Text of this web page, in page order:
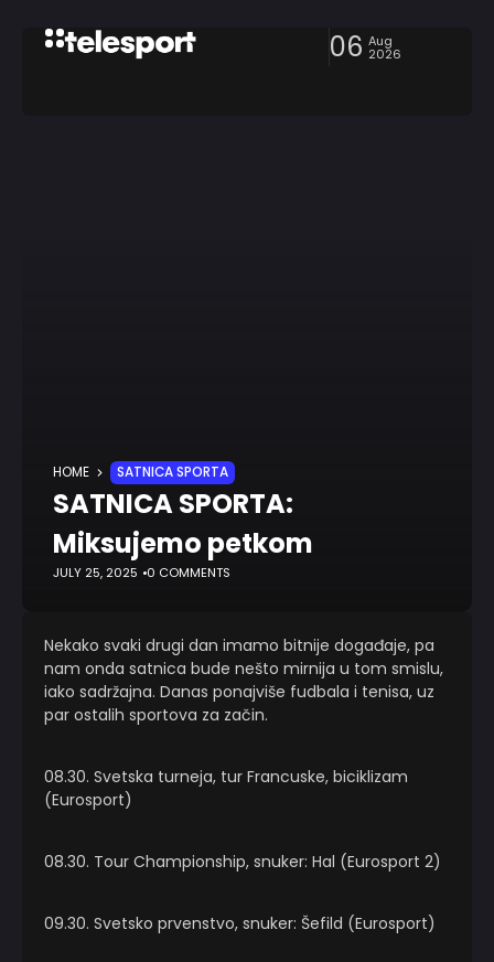
06 Aug
2026
HOME SATNICA SPORTA
SATNICA SPORTA:
Miksujemo petkom
JULY 25, 2025 0 COMMENTS
Nekako svaki drugi dan imamo bitnije događaje, pa
nam onda satnica bude nešto mirnija u tom smislu,
iako sadržajna. Danas ponajviše fudbala i tenisa, uz
par ostalih sportova za začin.
08.30. Svetska turneja, tur Francuske, biciklizam
(Eurosport)
08.30. Tour Championship, snuker: Hal (Eurosport 2)
09.30. Svetsko prvenstvo, snuker: Šefild (Eurosport)